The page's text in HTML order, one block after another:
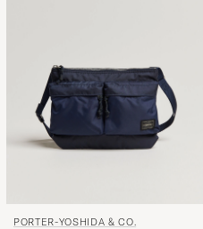
PORTER-YOSHIDA & CO.